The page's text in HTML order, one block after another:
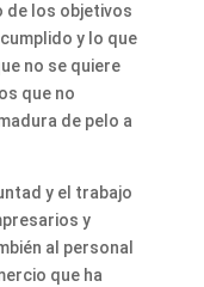
de los objetivos
y lo que
no se quiere
que no
de pelo a
y el trabajo
y
al personal
que ha